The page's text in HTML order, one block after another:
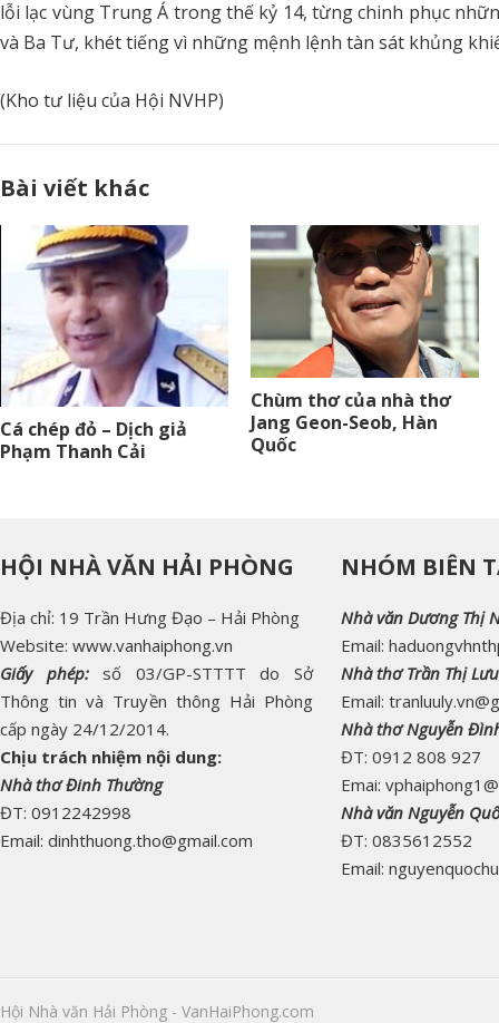
lỗi lạc vùng Trung Á trong thế kỷ 14, từng chinh phục
và Ba Tư, khét tiếng vì những mệnh lệnh tàn sát khủng
(Kho tư liệu của Hội NVHP)
Bài viết khác
Cá chép đỏ – Dịch giả
Phạm Thanh Cải
Chùm thơ của nhà thơ
Jang Geon-Seob, Hàn
Quốc
HỘI NHÀ VĂN HẢI PHÒNG
Địa chỉ: 19 Trần Hưng Đạo – Hải Phòng
Website: www.vanhaiphong.vn
Giấy phép:
số 03/GP-STTTT do Sở
Thông tin và Truyền thông Hải Phòng
cấp ngày 24/12/2014.
Chịu trách nhiệm nội dung:
Nhà thơ Đinh Thường
ĐT: 0912242998
Email: dinhthuong.tho@gmail.com
NHÓM BIÊN
Nhà văn Dương Thị
Email:
Nhà thơ Trần Thị
Email:
Nhà thơ Nguyễn
ĐT: 0912 808 927
Emai:
Nhà văn Nguyễn
ĐT: 0835612552
Email:
Hội Nhà văn Hải Phòng - VanHaiPhong.com